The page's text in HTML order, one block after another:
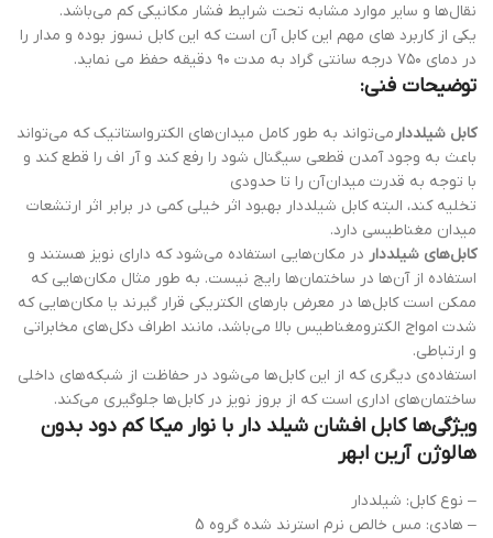
نقال‌ها و سایر موارد مشابه تحت شرایط فشار مکانیکی کم می‌باشد.
یکی از کاربرد های مهم این کابل آن است که این کابل نسوز بوده و مدار را
در دمای ۷۵۰ درجه سانتی گراد به مدت ۹۰ دقیقه حفظ می نماید.
توضیحات فنی:
کابل شیلددارمی‌تواند به طور کامل میدان‌های الکترواستاتیک که می‌تواند
باعث به وجود آمدن قطعی سیگنال شود را رفع کند و آر اف را قطع کند و
با توجه به قدرت میدان آن را تا حدودی
تخلیه کند، البته کابل شیلددار بهبود اثر خیلی کمی در برابر اثر ارتشعات
میدان مغناطیسی دارد.
کابل‌های شیلددار در مکان‌هایی استفاده می‌شود که دارای نویز هستند و
استفاده از آن‌ها در ساختمان‌ها رایج نیست. به طور مثال مکان‌هایی که
ممکن است کابل‌ها در معرض بارهای الکتریکی قرار گیرند یا مکان‌هایی که
شدت امواج الکترومغناطیس بالا می‌باشد، مانند اطراف دکل‌های مخابراتی
و ارتباطی.
استفاده‌ی دیگری که از این کابل‌ها می‌شود در حفاظت از شبکه‌های داخلی
ساختمان‌های اداری است که از بروز نویز در کابل‌ها جلوگیری می‌کند.
ویژگی‌ها کابل افشان شیلد دار با نوار میکا کم دود بدون
هالوژن آرین ابهر
– نوع کابل: شیلددار
– هادی: مس خالص نرم استرند شده گروه 5